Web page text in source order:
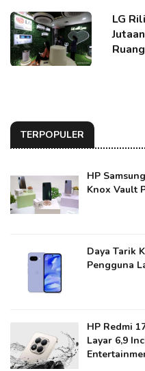
LG
TERPOPULER
HP
Knox Vault
Daya Tarik
Pengguna
HP Redmi
Layar 6,9